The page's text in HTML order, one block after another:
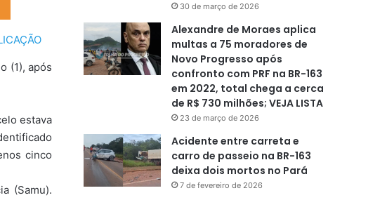
(1), após
estava
cinco
(Samu).
30 de março de 2026
Alexandre de Moraes aplica
multas a 75 moradores de
Novo Progresso após
confronto com PRF na BR-163
em 2022, total chega a cerca
de R$ 730 milhões; VEJA LISTA
23 de março de 2026
Acidente entre carreta e
carro de passeio na BR-163
deixa dois mortos no Pará
7 de fevereiro de 2026